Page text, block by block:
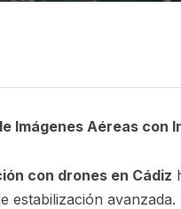
Imágenes Aéreas con
con drones en Cádiz
estabilización